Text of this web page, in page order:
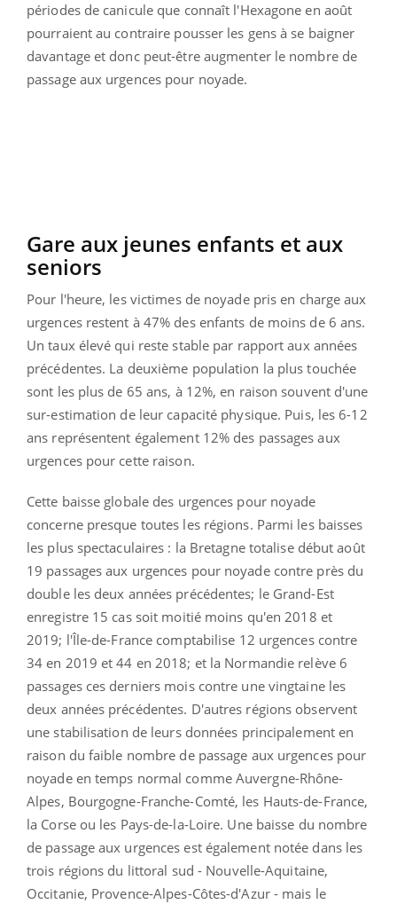
périodes de canicule que connaît l'Hexagone en août
pourraient au contraire pousser les gens à se baigner
davantage et donc peut-être augmenter le nombre de
passage aux urgences pour noyade.
Gare aux jeunes enfants et aux
seniors
Pour l'heure, les victimes de noyade pris en charge aux
urgences restent à 47% des enfants de moins de 6 ans.
Un taux élevé qui reste stable par rapport aux années
précédentes. La deuxième population la plus touchée
sont les plus de 65 ans, à 12%, en raison souvent d'une
sur-estimation de leur capacité physique. Puis, les 6-12
ans représentent également 12% des passages aux
urgences pour cette raison.
Cette baisse globale des urgences pour noyade
concerne presque toutes les régions. Parmi les baisses
les plus spectaculaires : la Bretagne totalise début août
19 passages aux urgences pour noyade contre près du
double les deux années précédentes; le Grand-Est
enregistre 15 cas soit moitié moins qu'en 2018 et
2019; l'Île-de-France comptabilise 12 urgences contre
34 en 2019 et 44 en 2018; et la Normandie relève 6
passages ces derniers mois contre une vingtaine les
deux années précédentes. D'autres régions observent
une stabilisation de leurs données principalement en
raison du faible nombre de passage aux urgences pour
noyade en temps normal comme Auvergne-Rhône-
Alpes, Bourgogne-Franche-Comté, les Hauts-de-France,
la Corse ou les Pays-de-la-Loire. Une baisse du nombre
de passage aux urgences est également notée dans les
trois régions du littoral sud - Nouvelle-Aquitaine,
Occitanie, Provence-Alpes-Côtes-d'Azur - mais le